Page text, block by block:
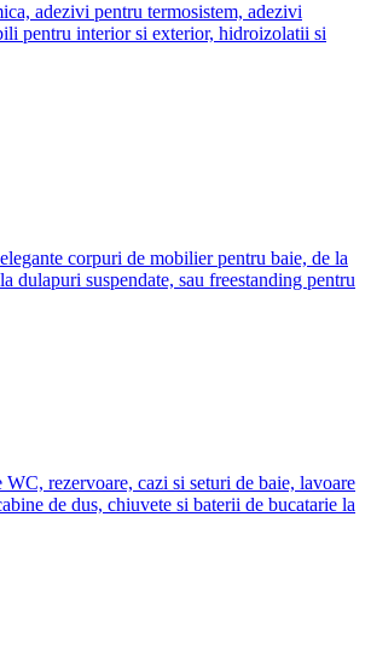
adezivi pentru termosistem, adezivi
pentru interior si exterior, hidroizolatii si
corpuri de mobilier pentru baie, de la
dulapuri suspendate, sau freestanding pentru
rezervoare, cazi si seturi de baie, lavoare
de dus, chiuvete si baterii de bucatarie la